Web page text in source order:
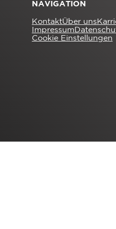
NAVIGATION
KontaktÜber uns
Impressum
Cookie Einstellungen